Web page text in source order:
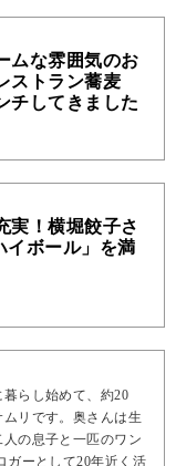
ムな雰囲気のお
ストラン蕎麦
チしてきました
実！横堀餃子さ
イボール」を満
らし始めて、約20
リです。奥さんは生
の息子と一匹のワン
ガーとして20年近く活